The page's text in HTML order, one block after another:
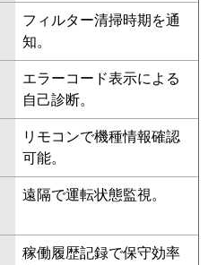
フィルター清掃時期を通
知。
エラーコード表示による
自己診断。
リモコンで機種情報確認
可能。
遠隔で運転状態監視。
稼働履歴記録で保守効率